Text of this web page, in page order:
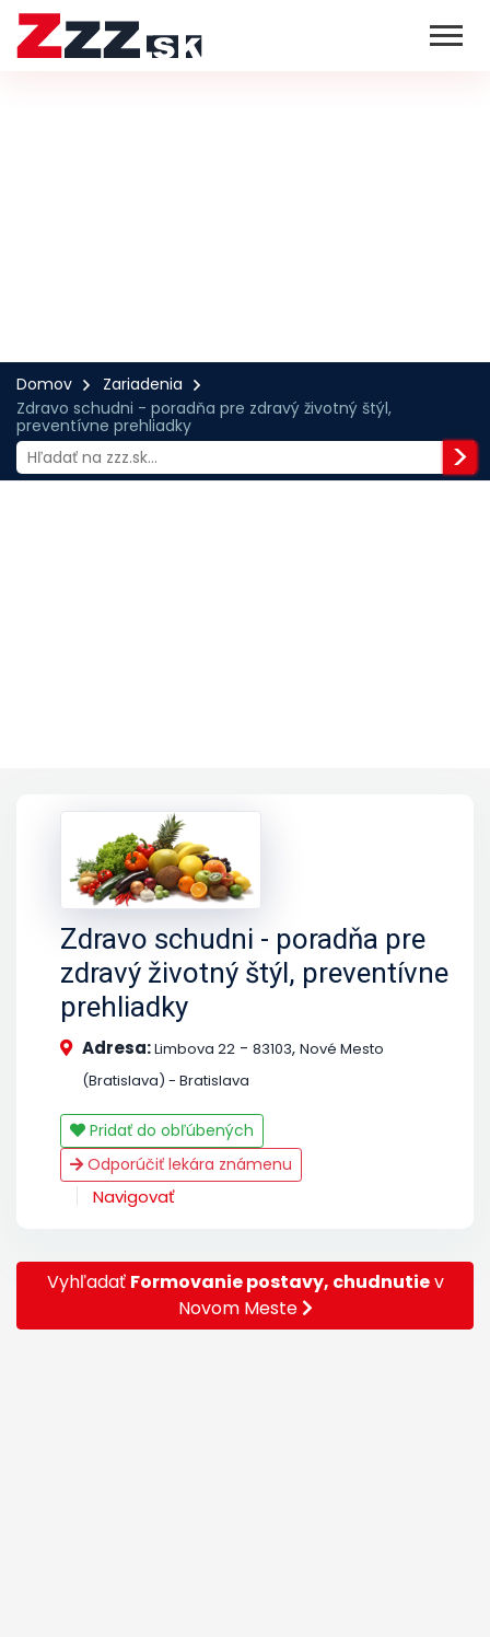
Domov
Zariadenia
Zdravo schudni - poradňa pre zdravý životný štýl,
preventívne prehliadky
Zdravo schudni - poradňa pre
zdravý životný štýl, preventívne
prehliadky
Adresa:Limbova 22 - 83103, Nové Mesto
(Bratislava) - Bratislava
Pridať do obľúbených
Odporúčiť lekára známenu
Navigovať
Vyhľadať Formovanie postavy, chudnutiev
Novom Meste